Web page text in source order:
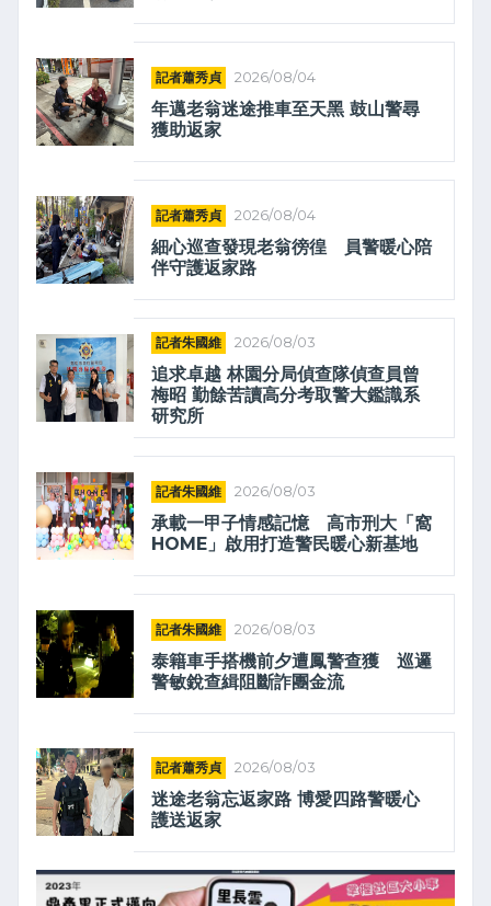
記者蕭秀貞 2026/08/04
年邁老翁迷途推車至天黑 鼓山警尋
獲助返家
記者蕭秀貞 2026/08/04
細心巡查發現老翁徬徨 員警暖心陪
伴守護返家路
記者朱國維 2026/08/03
追求卓越 林園分局偵查隊偵查員曾
梅昭 勤餘苦讀高分考取警大鑑識系
研究所
記者朱國維 2026/08/03
承載一甲子情感記憶 高市刑大「窩
HOME」啟用打造警民暖心新基地
記者朱國維 2026/08/03
泰籍車手搭機前夕遭鳳警查獲 巡邏
警敏銳查緝阻斷詐團金流
記者蕭秀貞 2026/08/03
迷途老翁忘返家路 博愛四路警暖心
護送返家